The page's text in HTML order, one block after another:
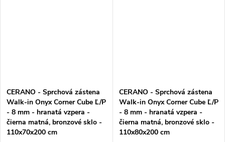
CERANO - Sprchová zástena
Walk-in Onyx Corner Cube Ľ/P
- 8 mm - hranatá vzpera -
čierna matná, bronzové sklo -
110x70x200 cm
CERANO - Sprchová zástena
Walk-in Onyx Corner Cube Ľ/P
- 8 mm - hranatá vzpera -
čierna matná, bronzové sklo -
110x80x200 cm